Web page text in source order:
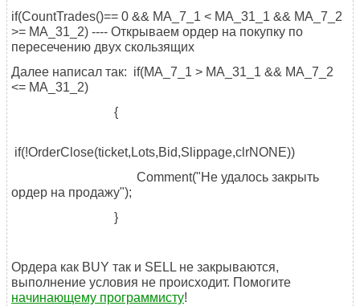
if(CountTrades()== 0 && MA_7_1 < MA_31_1 && MA_7_2
>= MA_31_2) ---- Открываем ордер на покупку по
пересечению двух скользящих
Далее написал так: if(MA_7_1 > MA_31_1 && MA_7_2
<= MA_31_2)
{
if(!OrderClose(ticket,Lots,Bid,Slippage,clrNONE))
Comment("Не удалось закрыть
ордер на продажу");
}
Ордера как BUY так и SELL не закрываются,
выполнение условия не происходит. Помогите
начинающему программисту!